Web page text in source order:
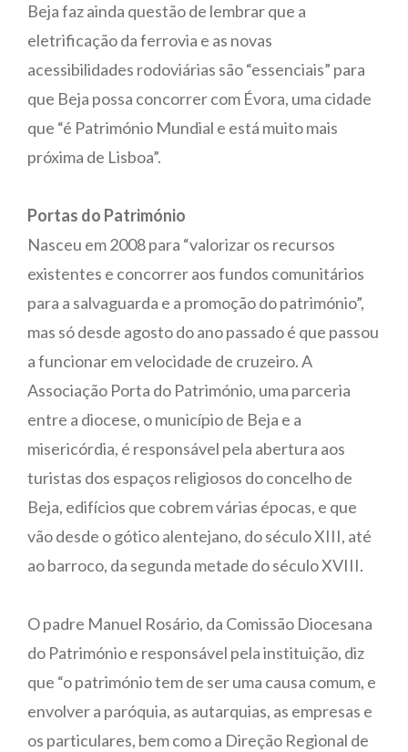
Beja faz ainda questão de lembrar que a
eletrificação da ferrovia e as novas
acessibilidades rodoviárias são “essenciais” para
que Beja possa concorrer com Évora, uma cidade
que “é Património Mundial e está muito mais
próxima de Lisboa”.
Portas do Património
Nasceu em 2008 para “valorizar os recursos
existentes e concorrer aos fundos comunitários
para a salvaguarda e a promoção do património”,
mas só desde agosto do ano passado é que passou
a funcionar em velocidade de cruzeiro. A
Associação Porta do Património, uma parceria
entre a diocese, o município de Beja e a
misericórdia, é responsável pela abertura aos
turistas dos espaços religiosos do concelho de
Beja, edifícios que cobrem várias épocas, e que
vão desde o gótico alentejano, do século XIII, até
ao barroco, da segunda metade do século XVIII.
O padre Manuel Rosário, da Comissão Diocesana
do Património e responsável pela instituição, diz
que “o património tem de ser uma causa comum, e
envolver a paróquia, as autarquias, as empresas e
os particulares, bem como a Direção Regional de